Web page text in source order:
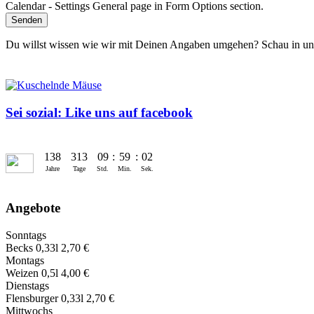
Senden
Du willst wis­sen wie wir mit Deinen Angaben umge­hen? Schau in
Sei sozial: Like uns auf facebook
138 313 09 : 59 : 03
Jahre Tage Std. Min. Sek.
Angebote
Sonntags
Becks 0,33l 2,70 €
Montags
Weizen 0,5l 4,00 €
Dienstags
Flensburger 0,33l 2,70 €
Mittwochs